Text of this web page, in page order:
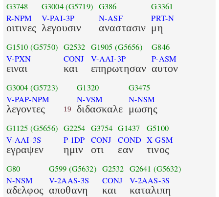
G3748
R-NPM
οιτινες
G3004(G5719)
V-PAI-3P
λεγουσιν
G386
N-ASF
αναστασιν
G3361
PRT-N
μη
G1510 (G5750)
V-PXN
ειναι
G2532
CONJ
και
G1905 (G5656)
V-AAI-3P
επηρωτησαν
G846
P-ASM
αυτον
G3004 (G5723)
V-PAP-NPM
λεγοντες 19
G1320
N-VSM
διδασκαλε
G3475
N-NSM
μωσης
G1125 (G5656)
V-AAI-3S
εγραψεν
G2254
P-1DP
ημιν
G3754
CONJ
οτι
G1437
COND
εαν
G5100
X-GSM
τινος
G80
N-NSM
αδελφος
G599 (G5632)
V-2AAS-3S
αποθανη
G2532
CONJ
και
G2641 (G5632)
V-2AAS-3S
καταλιπη